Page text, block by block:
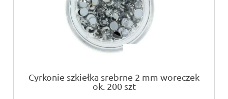
Cyrkonie szkiełka srebrne 2 mm woreczek
ok. 200 szt